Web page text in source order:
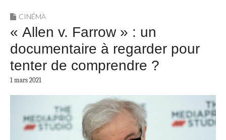
CINÉMA
« Allen v. Farrow » : un
documentaire à regarder pour
tenter de comprendre ?
1 mars 2021